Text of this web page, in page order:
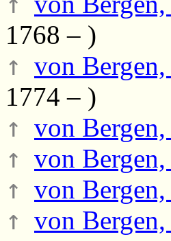
1768 – )
↑ von Bergen,
1774 – )
↑ von Bergen,
↑ von Bergen,
↑ von
↑ von Bergen,